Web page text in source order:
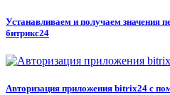
Устанавливаем и получаем значения
битрикс24
Авторизация приложения bitrix24 с